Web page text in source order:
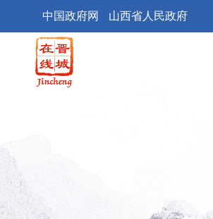
中国政府网 山西省人民政府